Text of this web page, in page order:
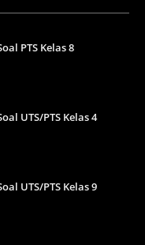
PTS Kelas 8
UTS/PTS Kelas 4
UTS/PTS Kelas 9